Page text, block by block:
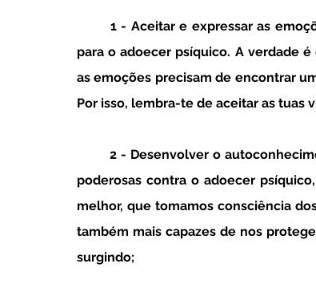
1 - Aceitar e expressar as
para o adoecer psíquico. A verdade
as emoções precisam de encontrar
Por isso, lembra-te de aceitar as tuas
2 - Desenvolver o
poderosas contra o adoecer
melhor, que tomamos consciência
também mais capazes de nos
surgindo;